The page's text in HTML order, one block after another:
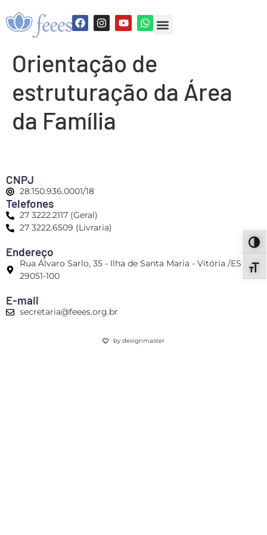
Orientação de
estruturação da Área
da Família
CNPJ
28.150.936.0001/18
Telefones
27 3222.2117 (Geral)
27 3222.6509 (Livraria)
Endereço
Rua Álvaro Sarlo, 35 - Ilha de Santa Maria - Vitória /ES -
29051-100
E-mail
secretaria@feees.org.br
by designmaster